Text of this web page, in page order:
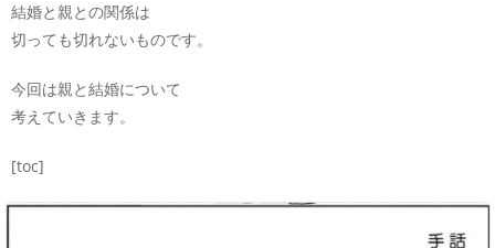
結婚と親との関係は
切っても切れないものです。
今回は親と結婚について
考えていきます。
[toc]